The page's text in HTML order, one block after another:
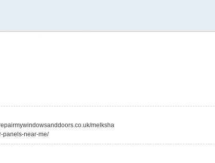
melksha
panels-near-me/